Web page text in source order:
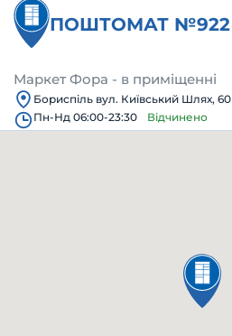
ПОШТОМАТ №922
Маркет Фора - в приміщенні
Бориспіль вул. Київський Шлях, 60
Пн-Нд 06:00-23:30
Відчинено